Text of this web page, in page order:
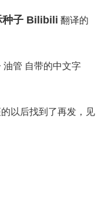
种子 Bilibili 翻译的
油管 自带的中文字
以后找到了再发，见